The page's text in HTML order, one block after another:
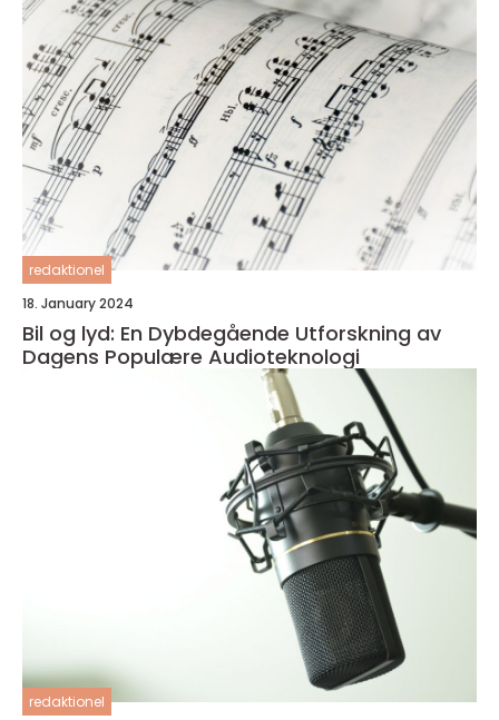
redaktionel
18. January 2024
Bil og lyd: En Dybdegående Utforskning av
Dagens Populære Audioteknologi
redaktionel